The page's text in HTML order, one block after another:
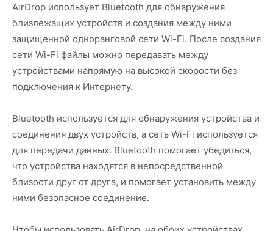
AirDrop использует Bluetooth для обнаружения
близлежащих устройств и создания между ними
защищенной одноранговой сети Wi-Fi. После создания
сети Wi-Fi файлы можно передавать между
устройствами напрямую на высокой скорости без
подключения к Интернету.
Bluetooth используется для обнаружения устройства и
соединения двух устройств, а сеть Wi-Fi используется
для передачи данных. Bluetooth помогает убедиться,
что устройства находятся в непосредственной
близости друг от друга, и помогает установить между
ними безопасное соединение.